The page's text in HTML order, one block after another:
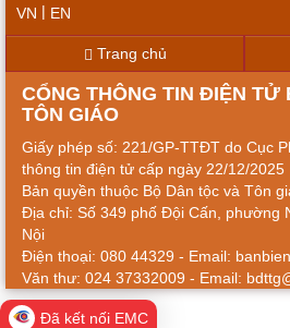
VN | EN
Trang chủ
CỔNG THÔNG TIN ĐIỆN TỬ
TÔN GIÁO
Giấy phép số: 221/GP-TTĐT do Cục
thông tin điện tử cấp ngày 22/12/2025
Bản quyền thuộc Bộ Dân tộc và Tôn
Địa chỉ: Số 349 phố Đội Cấn, phường
Nội
Điện thoại: 080 44329 - Email:
Văn thư: 024 37332009 - Email:
Đã kết nối EMC